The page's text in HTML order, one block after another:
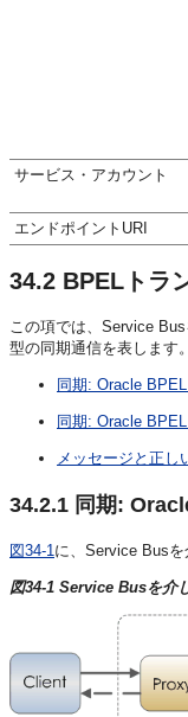
サービス・アカウント
エンドポイントURI
34.2 BPELトラ
この項では、Service
型の同期通信を表します。
同期: Oracle
同期: Oracle
メッセージと正し
34.2.1 同期:
図34-1に、Service Bus
図34-1 Service Busを介